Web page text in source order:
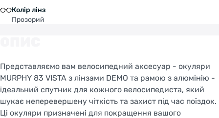
Колір лінз
Прозорий
Представляємо вам велосипедний аксесуар - окуляри
MURPHY 83 VISTA з лінзами DEMO та рамою з алюмінію -
ідеальний спутник для кожного велосипедиста, який
шукає неперевершену чіткість та захист під час поїздок.
Ці окуляри призначені для покращення вашого